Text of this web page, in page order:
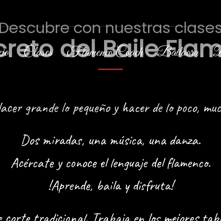
Clases Flamenco Coach Bailaora
con nuestras
del Baile
grande lo pequeño y hacer de lo poco,
Dos miradas, una música, una danza.
Acércate y conoce el lenguaje del flamenco.
!Aprende, baila y disfruta!